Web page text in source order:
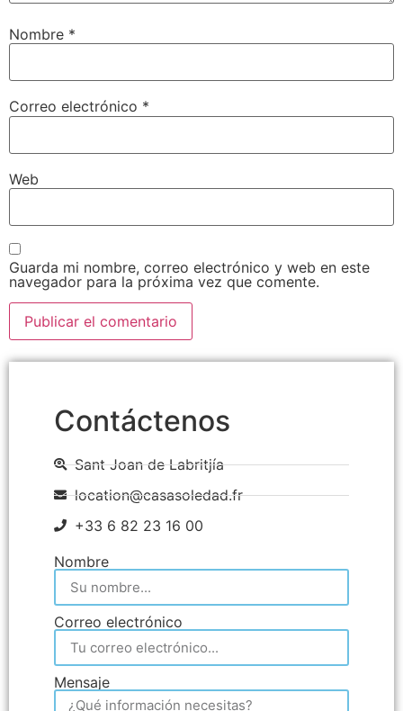
Nombre *
Correo electrónico *
Web
Guarda mi nombre, correo electrónico y web en este
navegador para la próxima vez que comente.
Contáctenos
Sant Joan de Labritjía
location@casasoledad.fr
+33 6 82 23 16 00
Nombre
Correo electrónico
Mensaje